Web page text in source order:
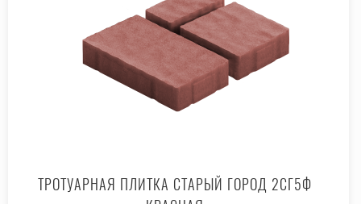
ТРОТУАРНАЯ ПЛИТКА СТАРЫЙ ГОРОД 2СГ5Ф